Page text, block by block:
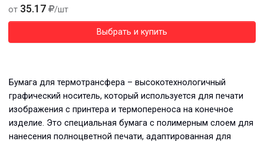
от 35.17 /шт
Выбрать и купить
Бумага для термотрансфера – высокотехнологичный
графический носитель, который используется для печати
изображения с принтера и термопереноса на конечное
изделие. Это специальная бумага с полимерным слоем для
нанесения полноцветной печати, адаптированная для